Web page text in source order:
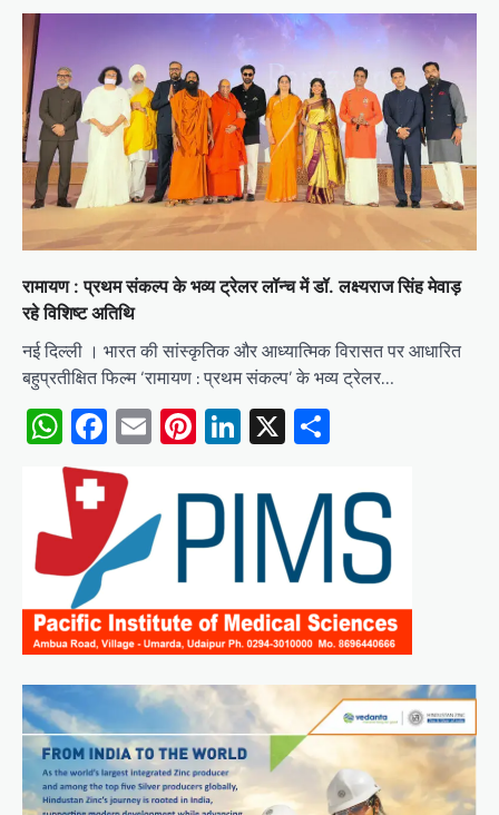
रामायण : प्रथम संकल्प के भव्य ट्रेलर लॉन्च में डॉ. लक्ष्यराज सिंह मेवाड़
रहे विशिष्ट अतिथि
नई दिल्ली । भारत की सांस्कृतिक और आध्यात्मिक विरासत पर आधारित
बहुप्रतीक्षित फिल्म ‘रामायण : प्रथम संकल्प’ के भव्य ट्रेलर…
WhatsApp
Facebook
EmailPinterest
LinkedIn
X